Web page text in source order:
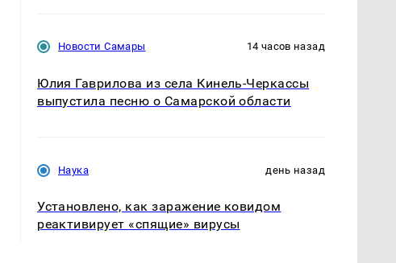
Новости Самары 14 часов назад
Юлия Гаврилова из села Кинель-Черкассы
выпустила песню о Самарской области
Наука день назад
Установлено, как заражение ковидом
реактивирует «спящие» вирусы